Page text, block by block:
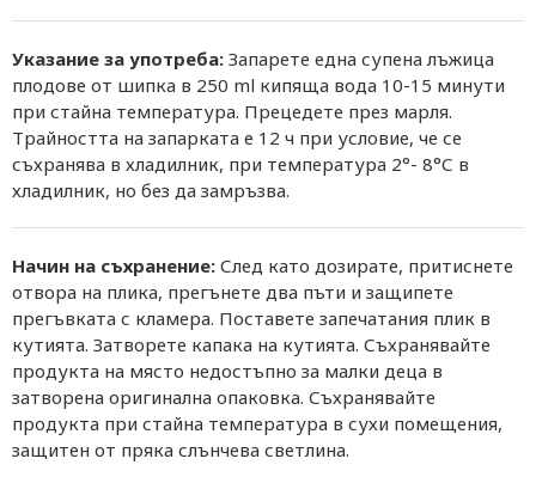
Указание за употреба: Запарете една супена лъжица
плодове от шипка в 250 ml кипяща вода 10-15 минути
при стайна температура. Прецедете през марля.
Трайността на запарката е 12 ч при условие, че се
съхранява в хладилник, при температура 2°- 8°С в
хладилник, но без да замръзва.
Начин на съхранение: След като дозирате, притиснете
отвора на плика, прегънете два пъти и защипете
прегъвката с кламера. Поставете запечатания плик в
кутията. Затворете капака на кутията. Съхранявайте
продукта на място недостъпно за малки деца в
затворена оригинална опаковка. Съхранявайте
продукта при стайна температура в сухи помещения,
защитен от пряка слънчева светлина.